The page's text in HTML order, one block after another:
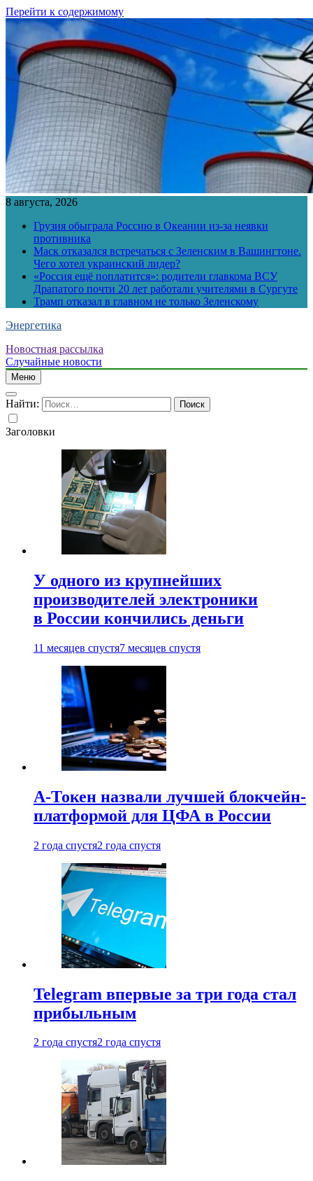
Перейти к содержимому
8 августа, 2026
Грузия обыграла Россию в Океании из-за неявки
противника
Маск отказался встречаться с Зеленским в Вашингтоне.
Чего хотел украинский лидер?
«Россия ещё поплатится»: родители главкома ВСУ
Драпатого почти 20 лет работали учителями в Сургуте
Трамп отказал в главном не только Зеленскому
Энергетика
Новостная рассылка
Случайные новости
Меню
Найти:
Заголовки
У одного из крупнейших
производителей электроники
в России кончились деньги
11 месяцев спустя7 месяцев спустя
А-Токен назвали лучшей блокчейн-
платформой для ЦФА в России
2 года спустя2 года спустя
Telegram впервые за три года стал
прибыльным
2 года спустя2 года спустя